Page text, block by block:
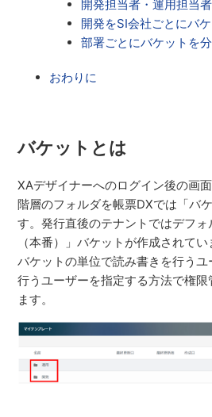
開発担当者・運用担当
開発をSI会社ごとにバ
部署ごとにバケットを
おわりに
バケットとは
XAデザイナーへのログイン後の画
階層のフォルダを帳票DXでは「バ
す。発行直後のテナントではデフ
（本番）」バケットが作成されて
バケットの単位で読み書きを行う
行うユーザーを指定する方法で権限
ます。